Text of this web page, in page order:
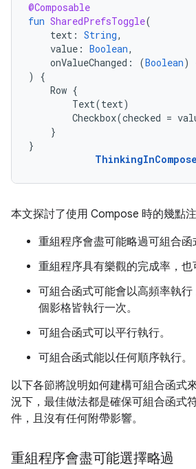
@Composable
fun SharedPrefsToggle(
text : String,
value : Boolean,
onValueChanged : (Boolean)
)
{
Row {
Text(text)
Checkbox(checked =
}
}
本文探討了使用 Compose 時的幾點注
重組程序會盡可能略過可組合函
重組程序具有樂觀的完成率，也
可組合函式可能會以高頻率執
個影格皆執行一次。
可組合函式可以平行執行。
可組合函式能以任何順序執行。
以下各節將說明如何建構可組合函式
況下，最佳做法都是確保可組合函式
件，且沒有任何附帶影響。
重組程序會盡可能選擇略過